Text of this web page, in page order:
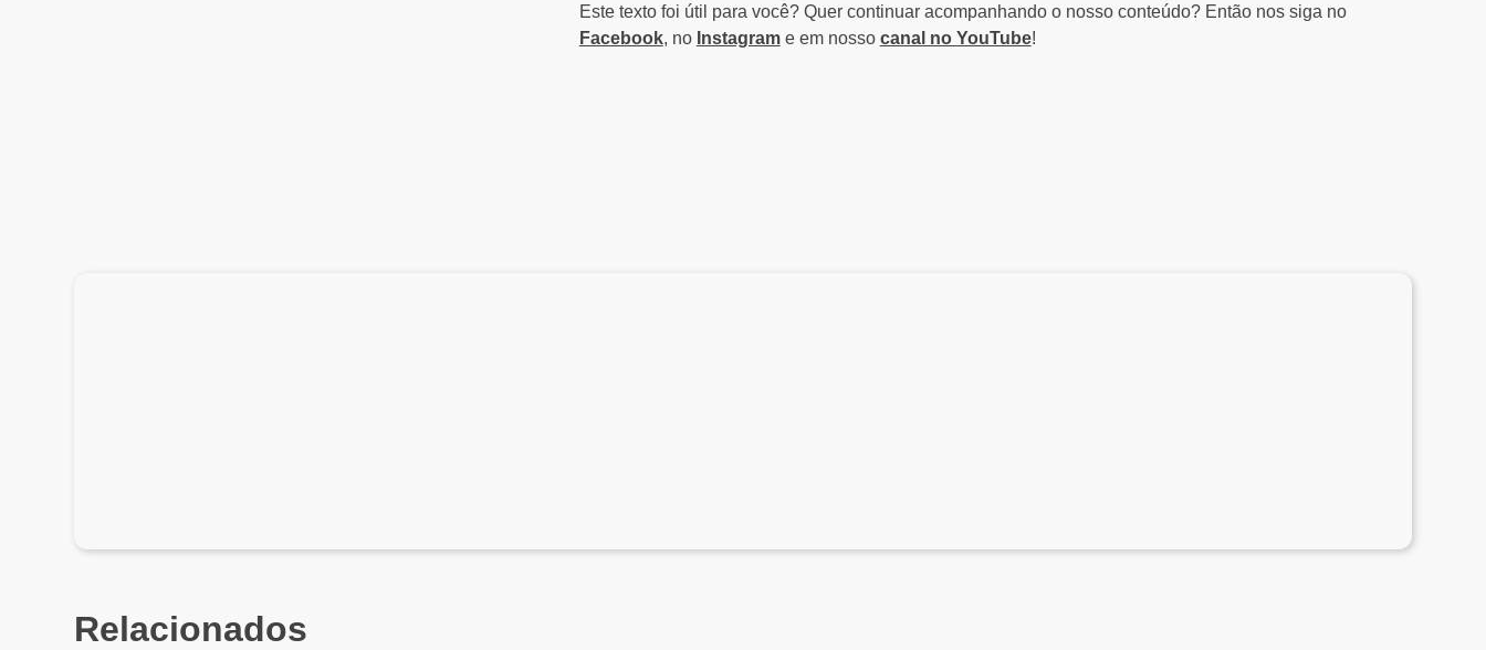
Este texto foi útil para você? Quer continuar acompanhando o nosso conteúdo? Então nos siga no
Facebook, no Instagrame em nosso canal no YouTube!
Relacionados